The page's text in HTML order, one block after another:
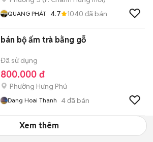
QUANG PHÁT 4.7 1040 đã bán
bán bộ ấm trà bằng gỗ
Đã sử dụng
800.000 đ
Phường Hưng Phú
Dang Hoai Thanh 4đã bán
Xem thêm